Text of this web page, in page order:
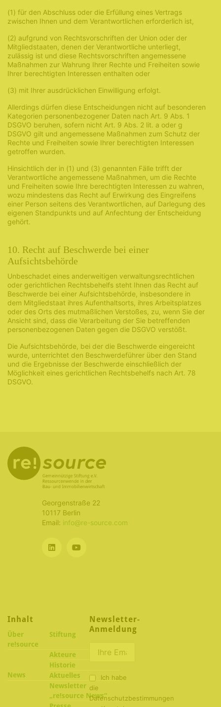
(1) für den Abschluss oder die Erfüllung eines Vertrags
zwischen Ihnen und dem Verantwortlichen erforderlich ist,
(2) aufgrund von Rechtsvorschriften der Union oder der
Mitgliedstaaten, denen der Verantwortliche unterliegt,
zulässig ist und diese Rechtsvorschriften angemessene
Maßnahmen zur Wahrung Ihrer Rechte und Freiheiten sowie
Ihrer berechtigten Interessen enthalten oder
(3) mit Ihrer ausdrücklichen Einwilligung erfolgt.
Allerdings dürfen diese Entscheidungen nicht auf besonderen
Kategorien personenbezogener Daten nach Art. 9 Abs. 1
DSGVO beruhen, sofern nicht Art. 9 Abs. 2 lit. a oder g
DSGVO gilt und angemessene Maßnahmen zum Schutz der
Rechte und Freiheiten sowie Ihrer berechtigten Interessen
getroffen wurden.
Hinsichtlich der in (1) und (3) genannten Fälle trifft der
Verantwortliche angemessene Maßnahmen, um die Rechte
und Freiheiten sowie Ihre berechtigten Interessen zu wahren,
wozu mindestens das Recht auf Erwirkung des Eingreifens
einer Person seitens des Verantwortlichen, auf Darlegung des
eigenen Standpunkts und auf Anfechtung der Entscheidung
gehört.
10. Recht auf Beschwerde bei einer
Aufsichtsbehörde
Unbeschadet eines anderweitigen verwaltungsrechtlichen
oder gerichtlichen Rechtsbehelfs steht Ihnen das Recht auf
Beschwerde bei einer Aufsichtsbehörde, insbesondere in
dem Mitgliedstaat ihres Aufenthaltsorts, ihres Arbeitsplatzes
oder des Orts des mutmaßlichen Verstoßes, zu, wenn Sie der
Ansicht sind, dass die Verarbeitung der Sie betreffenden
personenbezogenen Daten gegen die DSGVO verstößt.
Die Aufsichtsbehörde, bei der die Beschwerde eingereicht
wurde, unterrichtet den Beschwerdeführer über den Stand
und die Ergebnisse der Beschwerde einschließlich der
Möglichkeit eines gerichtlichen Rechtsbehelfs nach Art. 78
DSGVO.
Georgenstraße 22
10117 Berlin
Email: info@re-source.com
Inhalt
Über
re!source
Stiftung
Akteure
Historie
News
Aktuelles
Newsletter
„re!source News“
Newsletter-
Anmeldung
Ich habe
die
Datenschutzbestimmungen